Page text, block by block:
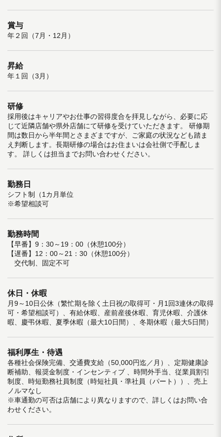
賞与
年２回（7月・12月）
昇給
年１回（3月）
研修
採用後はキャリアやお仕事の習得度合を拝見しながら、必要に応
じて近隣店舗や県外店舗にて研修を受けていただきます。 研修期
間は数日から半年間とさまざまですが、ご家庭の状況なども踏ま
え判断します。長期研修の場合はお住まいは会社側で手配しま
す。 詳しくは担当までお問い合わせください。
勤務日
シフト制（1カ月単位
※希望相談可
勤務時間
【早番】9：30～19：00（休憩100分）
【遅番】12：00～21：30（休憩100分）
交代制、固定不可
休日・休暇
月9～10日公休（繁忙期を除く土日祝の取得可・月1回3連休の取得
可・希望相談可）、有給休暇、産前産後休暇、育児休暇、介護休
暇、慶弔休暇、夏季休暇（最大10日間）、冬期休暇（最大5日間）
福利厚生・待遇
各種社会保険完備、交通費支給（50,000円迄／月）、定期健康診
断補助、報奨金制度・インセンティブ 、時間外手当、従業員割引
制度、時短勤務社員制度（時短社員・準社員（パート））、売上
ノルマなし
※車通勤の可否は店舗により異なりますので、詳しくはお問い合
わせください。